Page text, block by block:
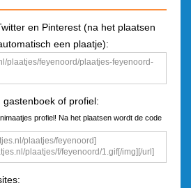
en Pinterest (na het plaatsen
een plaatje):
of profiel:
profiel! Na het plaatsen wordt de code